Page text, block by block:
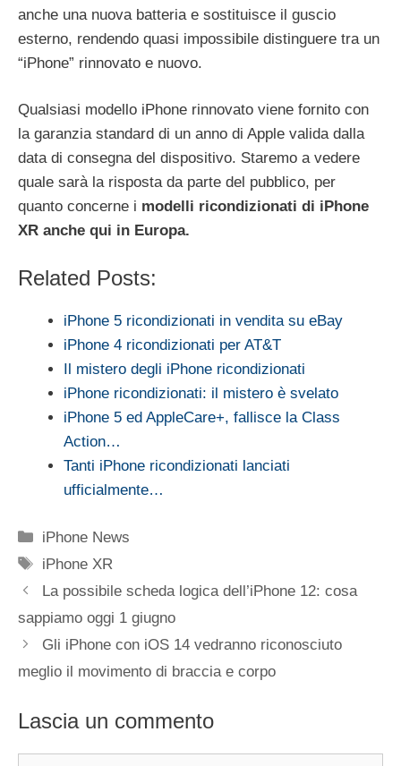
anche una nuova batteria e sostituisce il guscio
esterno, rendendo quasi impossibile distinguere tra un
“iPhone” rinnovato e nuovo.
Qualsiasi modello ‌iPhone‌ rinnovato viene fornito con
la garanzia standard di un anno di Apple valida dalla
data di consegna del dispositivo. Staremo a vedere
quale sarà la risposta da parte del pubblico, per
quanto concerne i modelli ricondizionati di iPhone
XR anche qui in Europa.
Related Posts:
iPhone 5 ricondizionati in vendita su eBay
iPhone 4 ricondizionati per AT&T
Il mistero degli iPhone ricondizionati
iPhone ricondizionati: il mistero è svelato
iPhone 5 ed AppleCare+, fallisce la Class
Action…
Tanti iPhone ricondizionati lanciati
ufficialmente…
Categorie
iPhone News
Tag
iPhone XR
La possibile scheda logica dell’iPhone 12: cosa
sappiamo oggi 1 giugno
Gli iPhone con iOS 14 vedranno riconosciuto
meglio il movimento di braccia e corpo
Lascia un commento